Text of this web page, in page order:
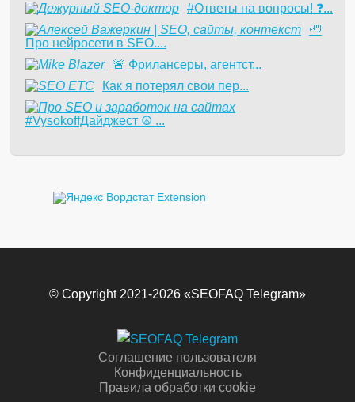
#Ответы на вопросы! ❓...
🦥
Про нейросети в SEO....
​🚨 Фрилансеры, агентст...
Как я потерял свои пер...
#VysokoffДайджест ☮️ ...
© Copyright 2021-2026 «SEOFAQ Telegram»
Соглашение пользователя
Конфиденциальность
Правила обработки cookie